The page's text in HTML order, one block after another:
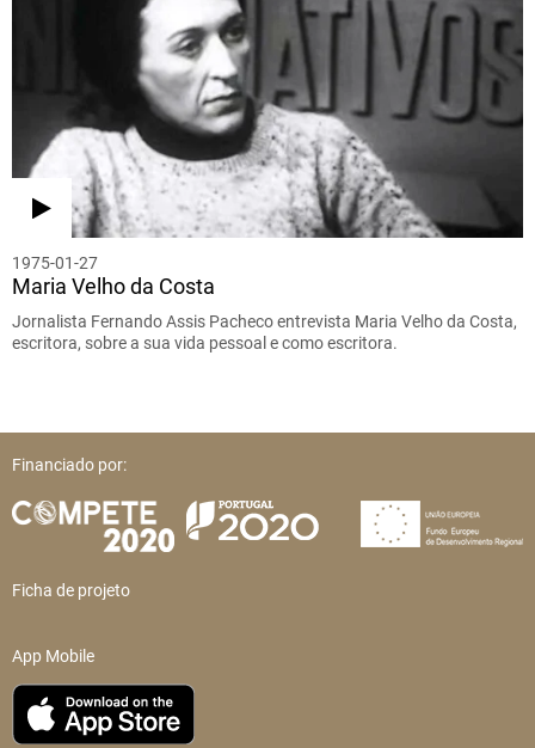
1975-01-27
Maria Velho da Costa
Jornalista Fernando Assis Pacheco entrevista Maria Velho da Costa,
escritora, sobre a sua vida pessoal e como escritora.
Financiado por:
Ficha de projeto
App Mobile